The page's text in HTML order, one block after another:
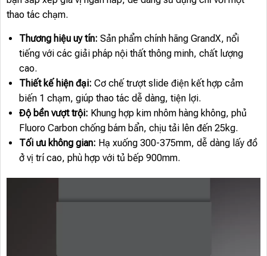
thao tác chạm.
Thương hiệu uy tín: Sản phẩm chính hãng GrandX, nổi
tiếng với các giải pháp nội thất thông minh, chất lượng
cao.
Thiết kế hiện đại: Cơ chế trượt slide điện kết hợp cảm
biến 1 chạm, giúp thao tác dễ dàng, tiện lợi.
Độ bền vượt trội: Khung hợp kim nhôm hàng không, phủ
Fluoro Carbon chống bám bẩn, chịu tải lên đến 25kg.
Tối ưu không gian: Hạ xuống 300-375mm, dễ dàng lấy đồ
ở vị trí cao, phù hợp với tủ bếp 900mm.